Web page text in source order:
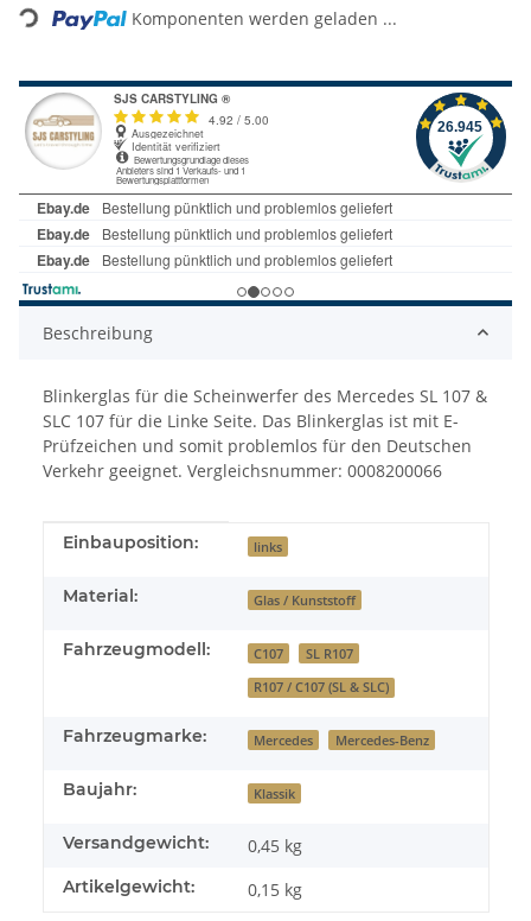
Loading... Komponenten werden geladen ...
Beschreibung
Blinkerglas für die Scheinwerfer des Mercedes SL 107 &
SLC 107 für die Linke Seite. Das Blinkerglas ist mit E-
Prüfzeichen und somit problemlos für den Deutschen
Verkehr geeignet. Vergleichsnummer: 0008200066
Produkteigenschaft
Wert
Einbauposition: links
Material: Glas / Kunststoff
Fahrzeugmodell: C107 SL R107
R107 / C107 (SL & SLC)
Fahrzeugmarke: Mercedes Mercedes-Benz
Baujahr: Klassik
Versandgewicht: 0,45 kg
Artikelgewicht: 0,15 kg